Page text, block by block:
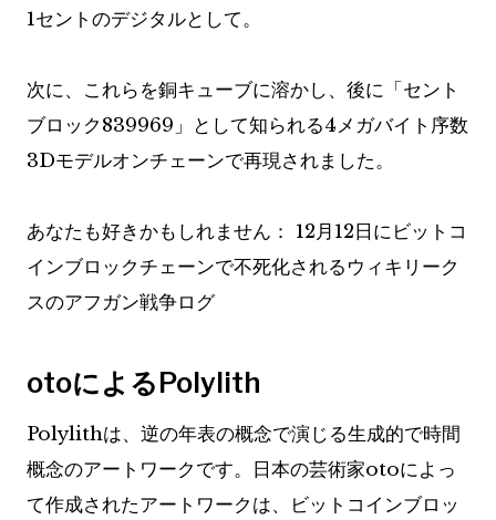
1セントのデジタルとして。
次に、これらを銅キューブに溶かし、後に「セント
ブロック839969」として知られる4メガバイト序数
3Dモデルオンチェーンで再現されました。
あなたも好きかもしれません： 12月12日にビットコ
インブロックチェーンで不死化されるウィキリーク
スのアフガン戦争ログ
otoによるPolylith
Polylithは、逆の年表の概念で演じる生成的で時間
概念のアートワークです。日本の芸術家otoによっ
て作成されたアートワークは、ビットコインブロッ